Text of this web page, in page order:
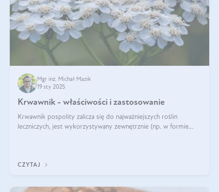
Mgr inż. Michał Mazik
19 sty 2025
Krwawnik - właściwości i zastosowanie
Krwawnik pospolity zalicza się do najważniejszych roślin
leczniczych, jest wykorzystywany zewnętrznie (np. w formie
CZYTAJ